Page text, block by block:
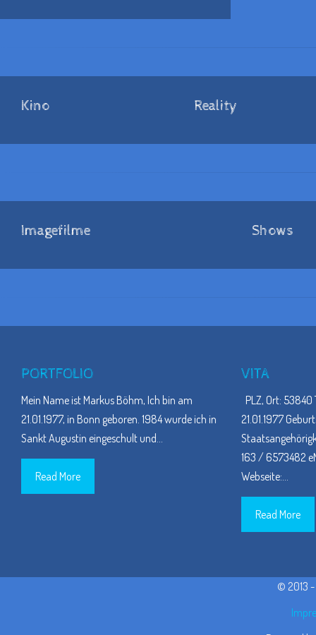
Kino Reality
Imagefilme Shows
PORTFOLIO
Mein Name ist Markus Böhm, Ich bin am
21.01.1977, in Bonn geboren. 1984 wurde ich in
Sankt Augustin eingeschult und
Read More
VITA
PLZ, Ort:
21.01.1977
163 / 6573482
Webseite:
Read More
© 2013